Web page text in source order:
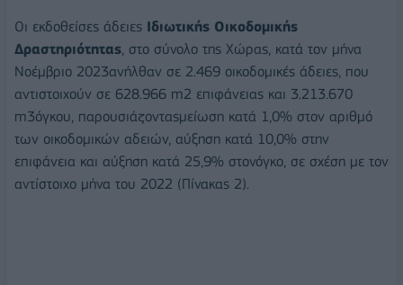
Οι εκδοθείσες άδειες Ιδιωτικής Οικοδομικής
Δραστηριότητας, στο σύνολο της Χώρας, κατά τον μήνα
Νοέμβριο 2023ανήλθαν σε 2.469 οικοδομικές άδειες, που
αντιστοιχούν σε 628.966 m2 επιφάνειας και 3.213.670
m3όγκου, παρουσιάζονταςμείωση κατά 1,0% στον αριθμό
των οικοδομικών αδειών, αύξηση κατά 10,0% στην
επιφάνεια και αύξηση κατά 25,9% στονόγκο, σε σχέση με τον
αντίστοιχο μήνα του 2022 (Πίνακας 2).